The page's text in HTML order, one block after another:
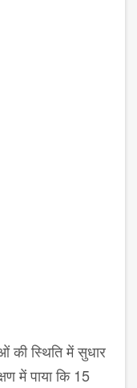
की स्थिति में सुधार
में पाया कि 15